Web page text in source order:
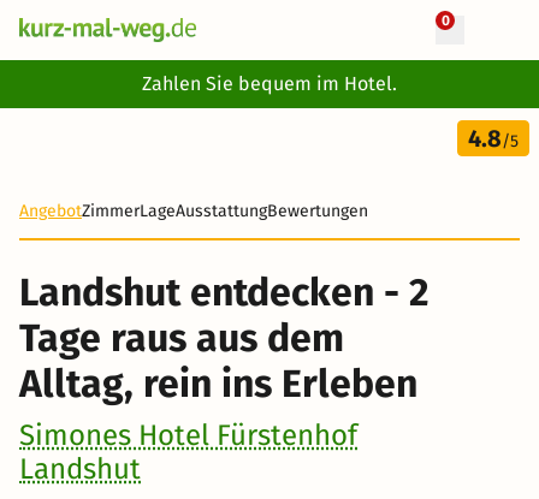
0
Zahlen Sie bequem im Hotel.
2 Tage
60 €
4.8/5
AngebotZimmerLageAusstattungBewertungen
Landshut entdecken - 2
Tage raus aus dem
Alltag, rein ins Erleben
Simones Hotel Fürstenhof
Landshut